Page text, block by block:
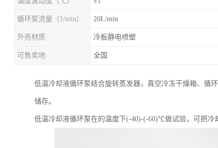
循环泵流量（1/min） 20L/min
外壳材质 冷板静电喷塑
可售卖地 全国
低温冷却液循环泵结合旋转蒸发器，真空冷冻干燥箱、循
储存。
低温冷却液循环泵在的温度下(-40)-(-60)℃做试验，可把冷